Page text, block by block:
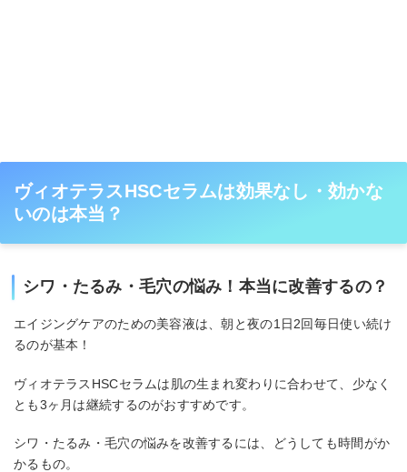
ヴィオテラスHSCセラムは効果なし・効かな
いのは本当？
シワ・たるみ・毛穴の悩み！本当に改善するの？
エイジングケアのための美容液は、朝と夜の1日2回毎日使い続け
るのが基本！
ヴィオテラスHSCセラムは肌の生まれ変わりに合わせて、少なく
とも3ヶ月は継続するのがおすすめです。
シワ・たるみ・毛穴の悩みを改善するには、どうしても時間がか
かるもの。